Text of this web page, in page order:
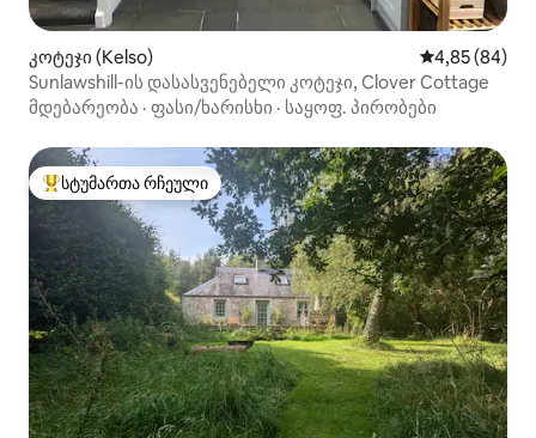
კოტეჯი (Kelso) საშუალო
4,85 (84)
Sunlawshill-ის დასასვენებელი კოტეჯი, Clover Cottage
მდებარეობა · ფასი/ხარისხი · საყოფ. პირობები
სტუმართა რჩეული მოწინავე ვარიანტი
სტუმართა რჩეული